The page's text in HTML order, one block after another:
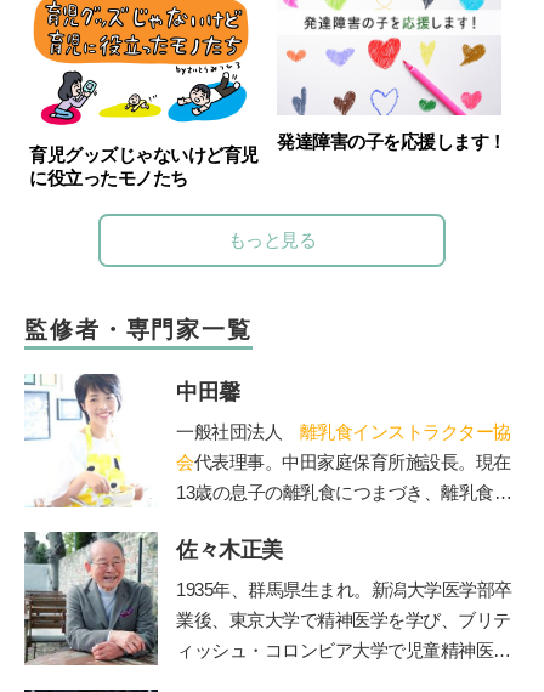
育児グッズじゃないけど育児
に役立ったモノたち
発達障害の子を応援します！
もっと見る
監修者・専門家一覧
中田馨
一般社団法人 離乳食インストラクター協
会代表理事。中田家庭保育所施設長。現在
13歳の息子の離乳食につまづき、離乳食を
標」をモットーに、20年の保育士としての
経験を生かしながら赤ちゃんとママに寄り
添う、和食を大切にした「和の離乳食」を
伝えている。保育、講演、執筆などの分野
佐々木正美
1935年、群馬県生まれ。新潟大学医学部卒
業後、東京大学で精神医学を学び、ブリテ
ィッシュ・コロンビア大学で児童精神医学